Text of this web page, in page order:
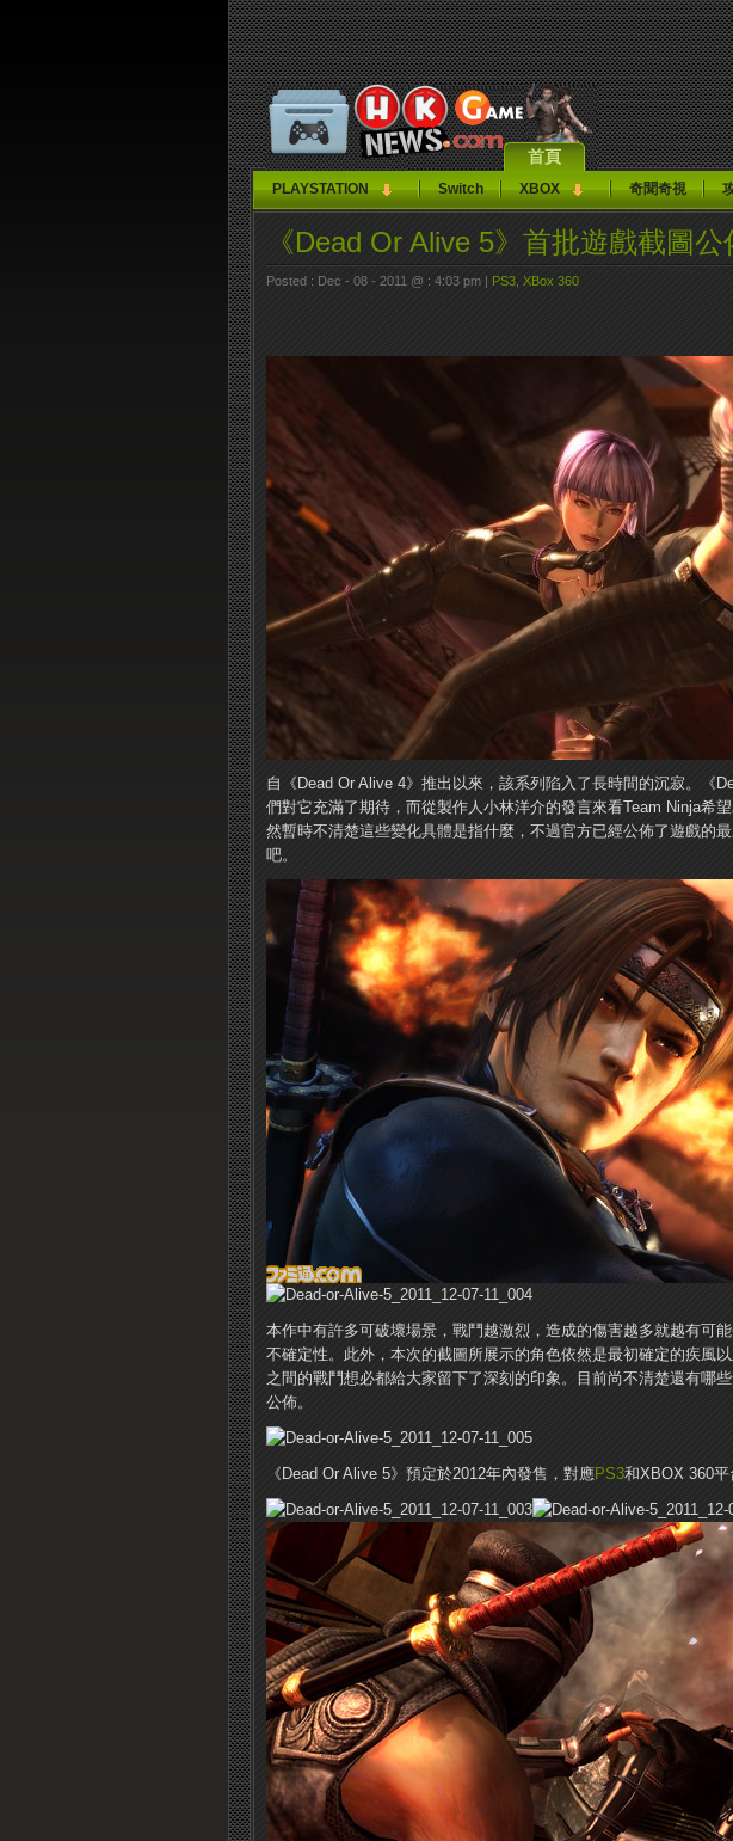
首頁
PLAYSTATION Switch XBOX 奇聞奇視
《Dead Or Alive 5》首批遊戲截圖
Posted : Dec - 08 - 2011 @ : 4:03 pm | PS3 XBox 360
自《Dead Or Alive 4》推出以來，該系列陷入了長時間的沉寂。《
們對它充滿了期待，而從製作人小林洋介的發言來看Team Ninja希
然暫時不清楚這些變化具體是指什麼，不過官方已經公佈了遊戲的
吧。
本作中有許多可破壞場景，戰鬥越激烈，造成的傷害越多就越有可
不確定性。此外，本次的截圖所展示的角色依然是最初確定的疾風
之間的戰鬥想必都給大家留下了深刻的印象。目前尚不清楚還有哪
公佈。
《Dead Or Alive 5》預定於2012年內發售，對應PS3和XBOX 360平